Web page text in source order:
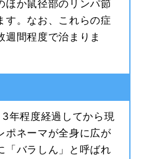
ほか鼠径部のリンパ節
す。なお、これらの症
週間程度で治まりま
年程度経過してから現
ポネーマが全身に広が
「バラしん」と呼ばれ